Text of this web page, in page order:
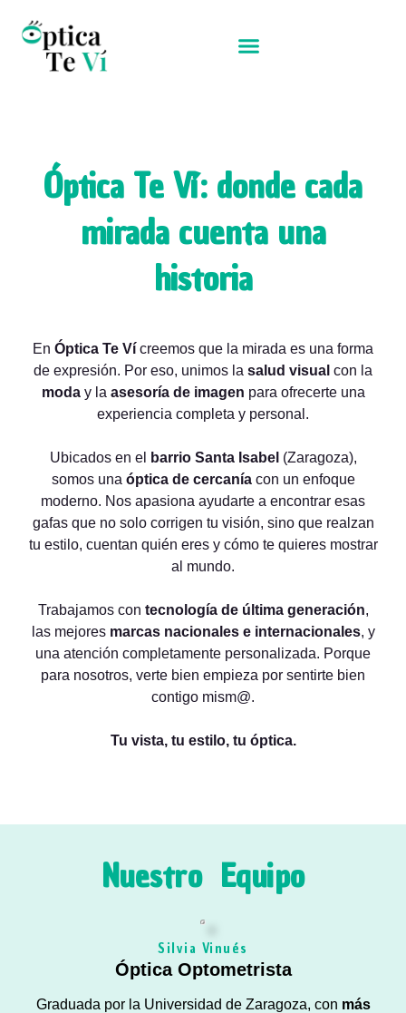
contenido
Óptica Te Ví: donde cada
mirada cuenta una
historia
En Óptica Te Ví creemos que la mirada es una forma
de expresión. Por eso, unimos la salud visual con la
moda y la asesoría de imagen para ofrecerte una
experiencia completa y personal.
Ubicados en el barrio Santa Isabel (Zaragoza),
somos una óptica de cercaníacon un enfoque
moderno. Nos apasiona ayudarte a encontrar esas
gafas que no solo corrigen tu visión, sino que realzan
tu estilo, cuentan quién eres y cómo te quieres mostrar
al mundo.
Trabajamos con tecnología de última generación,
las mejores marcas nacionales e internacionales, y
una atención completamente personalizada. Porque
para nosotros, verte bien empieza por sentirte bien
contigo mism@.
Tu vista, tu estilo, tu óptica.
Nuestro Equipo
Silvia Vinués
Óptica Optometrista
Graduada por la Universidad de Zaragoza, con más